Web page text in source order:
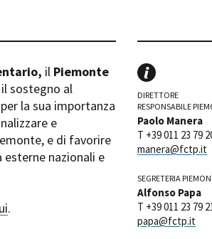
Mostra Internazionale d’Arte
Toronto International Film Festival
Festa del Cinema di Roma
Torino Film Festival
David di Donatello
Nastri d’Argento
Premio Solinas
Location - Accedi al tuo profilo
Location - Nuovo utente
il Piemonte
sostegno al
la sua importanza
e
e di favorire
nazionali e
.
DIRETTORE
RESPONSABILE
Paolo Manera
T +39 011 23 79
manera@fctp.it
SEGRETERIA
Alfonso Papa
T +39 011 23 79
papa@fctp.it